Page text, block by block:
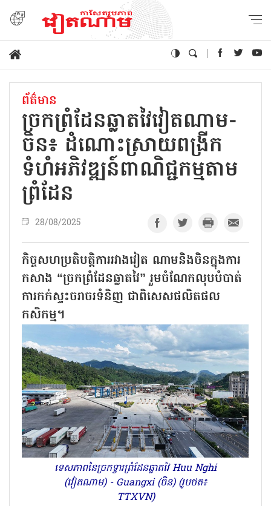
ព័ត៌មាន
ច្រកព្រំដែនឆ្លាតវៃវៀតណាម-
ចិន៖ ដំណោះស្រាយពង្រីក
ទំហំអភិវឌ្ឍន៍ពាណិជ្ជកម្មតាម
ព្រំដែន
28/08/2025
កិច្ចសហប្រតិបត្តិការរវាងវៀត ណាមនិងចិនក្នុងការ
កសាង “ច្រកព្រំដែនឆ្លាតវៃ” រួមចំណែកលុបបំបាត់
ការកក់ស្ទះចរាចរទំនិញ ជាពិសេសផលិតផល
កសិកម្ម។
ទេសភាពនៃច្រកទ្វារព្រំដែនឆ្លាតវៃ Huu Nghi
(វៀតណាម) - Guangxi (ចិន) (រូបថត៖
TTXVN)